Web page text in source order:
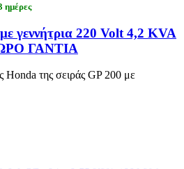
ημέρες
γεννήτρια 220 Volt 4,2 KVA
ΓΑΝΤΙΑ
Honda της σειράς GP 200 με